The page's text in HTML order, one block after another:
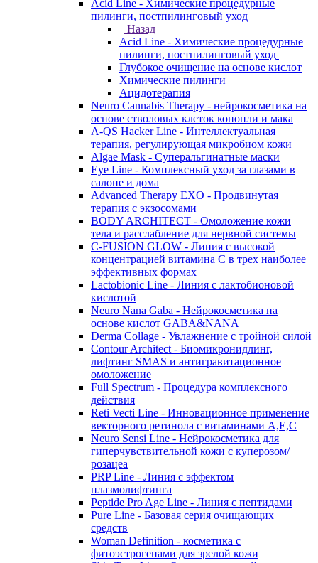
Acid Line - Химические процедурные
пилинги, постпилинговый уход
Назад
Acid Line - Химические процедурные
пилинги, постпилинговый уход
Глубокое очищение на основе кислот
Химические пилинги
Ацидотерапия
Neuro Cannabis Therapy - нейрокосметика на
основе стволовых клеток конопли и мака
A-QS Hacker Line - Интеллектуальная
терапия, регулирующая микробиом кожи
Algae Mask - Суперальгинатные маски
Eye Line - Комплексный уход за глазами в
салоне и дома
Advanced Therapy EXO - Продвинутая
терапия с экзосомами
BODY ARCHITECT - Омоложение кожи
тела и расслабление для нервной системы
C-FUSION GLOW - Линия с высокой
концентрацией витамина C в трех наиболее
эффективных формах
Lactobionic Line - Линия с лактобионовой
кислотой
Neuro Nana Gaba - Нейрокосметика на
основе кислот GABA&NANA
Derma Collage - Увлажнение с тройной силой
Contour Architect - Биомикронидлинг,
лифтинг SMAS и антигравитационное
омоложение
Full Spectrum - Процедура комплексного
действия
Reti Vecti Line - Инновационное применение
векторного ретинола с витаминами A,Е,С
Neuro Sensi Line - Нейрокосметика для
гиперчувствительной кожи с куперозом/
розацеа
PRP Line - Линия с эффектом
плазмолифтинга
Peptide Pro Age Line - Линия с пептидами
Pure Line - Базовая серия очищающих
средств
Woman Definition - косметика с
фитоэстрогенами для зрелой кожи